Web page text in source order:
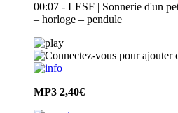
00:07 - LESF | Sonnerie d'un
– horloge – pendule
MP3 2,40€